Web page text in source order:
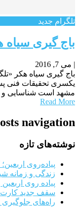
تلگرام جدید
باج گیری سیاه
| می 7, 2016
مشهد است شناسایی و
Read More
navigation
نوشته‌های تازه
پیاده‌روی
زندگی و زمانه
پیاده روی
سقف جدید کارت
راه‌های جلوگیری